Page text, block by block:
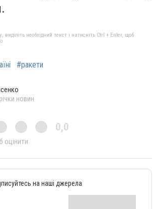
необхідний текст і натисніть Ctrl + Enter, щоб
#ракети
новин
0,0
оцінити
на наші джерела